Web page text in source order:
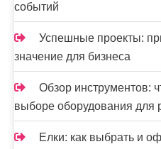
событий
Успешные проекты:
значение для бизнеса
Обзор инструментов:
выборе оборудования для
Елки: как выбрать и